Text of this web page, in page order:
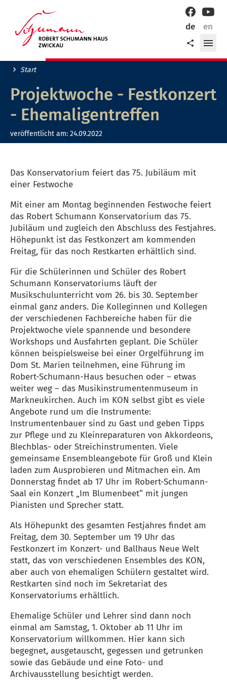
Stadt
de
en
Teilen
Facebook
Start
Projektwoche - Festkonzert
- Ehemaligentreffen
veröffentlicht am: 24.09.2022
Das Konservatorium feiert das 75. Jubiläum mit
einer Festwoche
Mit einer am Montag beginnenden Festwoche feiert
das Robert Schumann Konservatorium das 75.
Jubiläum und zugleich den Abschluss des Festjahres.
Höhepunkt ist das Festkonzert am kommenden
Freitag, für das noch Restkarten erhältlich sind.
Für die Schülerinnen und Schüler des Robert
Schumann Konservatoriums läuft der
Musikschulunterricht vom 26. bis 30. September
einmal ganz anders. Die Kolleginnen und Kollegen
der verschiedenen Fachbereiche haben für die
Projektwoche viele spannende und besondere
Workshops und Ausfahrten geplant. Die Schüler
können beispielsweise bei einer Orgelführung im
Dom St. Marien teilnehmen, eine Führung im
Robert-Schumann-Haus besuchen oder – etwas
weiter weg – das Musikinstrumentenmuseum in
Markneukirchen. Auch im KON selbst gibt es viele
Angebote rund um die Instrumente:
Instrumentenbauer sind zu Gast und geben Tipps
zur Pflege und zu Kleinreparaturen von Akkordeons,
Blechblas- oder Streichinstrumenten. Viele
gemeinsame Ensembleangebote für Groß und Klein
laden zum Ausprobieren und Mitmachen ein. Am
Donnerstag findet ab 17 Uhr im Robert-Schumann-
Saal ein Konzert „Im Blumenbeet“ mit jungen
Pianisten und Sprecher statt.
Als Höhepunkt des gesamten Festjahres findet am
Freitag, dem 30. September um 19 Uhr das
Festkonzert im Konzert- und Ballhaus Neue Welt
statt, das von verschiedenen Ensembles des KON,
aber auch von ehemaligen Schülern gestaltet wird.
Restkarten sind noch im Sekretariat des
Konservatoriums erhältlich.
Ehemalige Schüler und Lehrer sind dann noch
einmal am Samstag, 1. Oktober ab 11 Uhr im
Konservatorium willkommen. Hier kann sich
begegnet, ausgetauscht, gegessen und getrunken
sowie das Gebäude und eine Foto- und
Archivausstellung besichtigt werden.